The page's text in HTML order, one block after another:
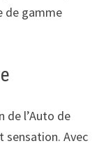
de gamme
de l’Auto de
sensation. Avec